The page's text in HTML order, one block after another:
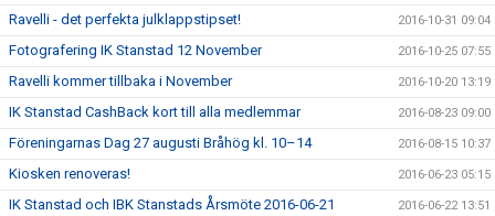
Ravelli - det perfekta julklappstipset! 2016-10-31 09:04
Fotografering IK Stanstad 12 November 2016-10-25 07:55
Ravelli kommer tillbaka i November 2016-10-20 13:19
IK Stanstad CashBack kort till alla medlemmar 2016-08-23 09:00
Föreningarnas Dag 27 augusti Bråhög kl. 10–14 2016-08-15 10:37
Kiosken renoveras! 2016-06-23 05:15
IK Stanstad och IBK Stanstads Årsmöte 2016-06-21 2016-06-22 13:51